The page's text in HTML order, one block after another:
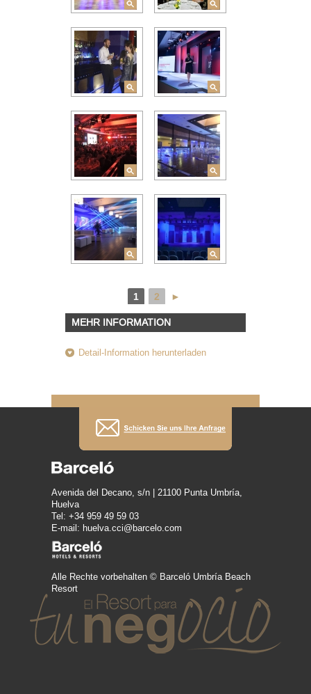
1 2 ►
MEHR INFORMATION
Detail-Information herunterladen
Avenida del Decano, s/n | 21100 Punta Umbría,
Huelva
Tel: +34 959 49 59 03
E-mail: huelva.cci@barcelo.com
Alle Rechte vorbehalten © Barceló Umbría Beach
Resort